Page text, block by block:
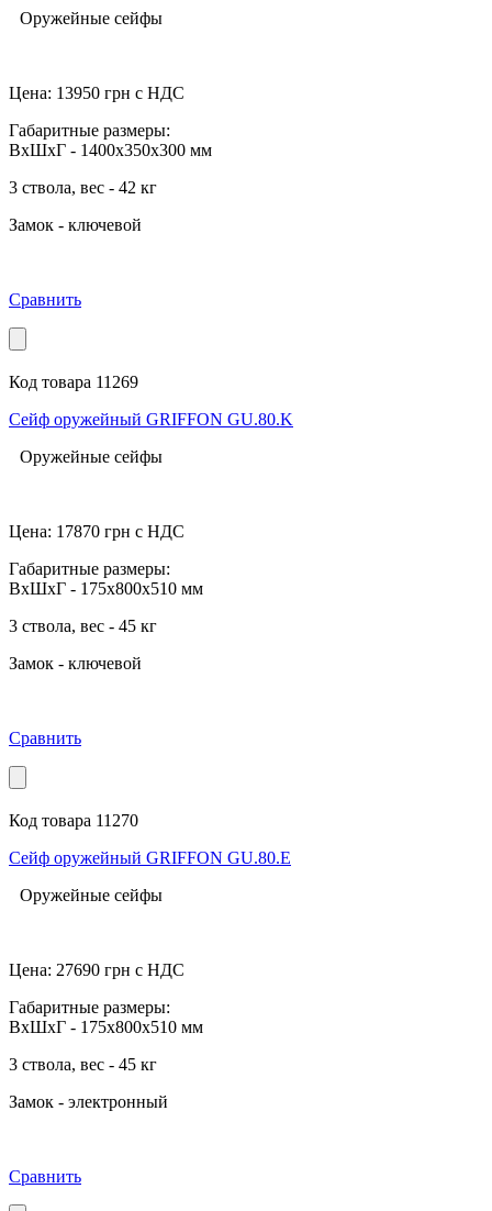
Оружейные сейфы
Цена: 13950 грн с НДС
Габаритные размеры:
ВхШхГ - 1400x350x300 мм
3 ствола, вес - 42 кг
Замок - ключевой
Сравнить
Код товара 11269
Сейф оружейный GRIFFON GU.80.K
Оружейные сейфы
Цена: 17870 грн с НДС
Габаритные размеры:
ВхШхГ - 175x800x510 мм
3 ствола, вес - 45 кг
Замок - ключевой
Сравнить
Код товара 11270
Сейф оружейный GRIFFON GU.80.E
Оружейные сейфы
Цена: 27690 грн с НДС
Габаритные размеры:
ВхШхГ - 175x800x510 мм
3 ствола, вес - 45 кг
Замок - электронный
Сравнить